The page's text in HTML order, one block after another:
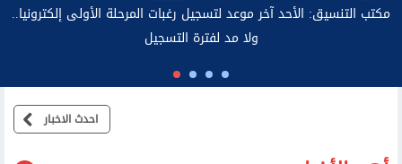
احدث الاخبار